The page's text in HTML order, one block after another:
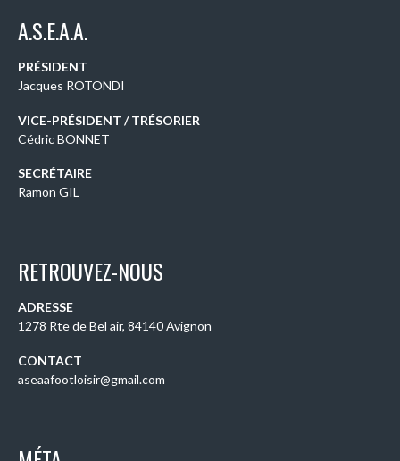
A.S.E.A.A.
PRÉSIDENT
Jacques ROTONDI
VICE-PRÉSIDENT / TRÉSORIER
Cédric BONNET
SECRÉTAIRE
Ramon GIL
RETROUVEZ-NOUS
ADRESSE
1278 Rte de Bel air, 84140 Avignon
CONTACT
aseaafootloisir@gmail.com